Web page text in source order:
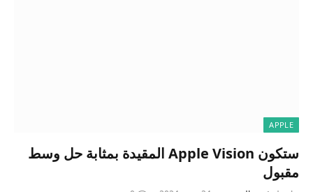
APPLE
ستكون Apple Vision المقيدة بمثابة حل وسط
مقبول